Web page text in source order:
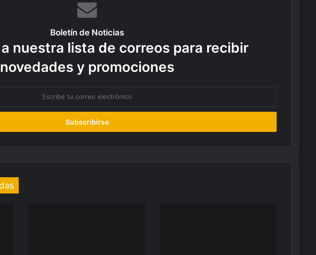
Boletín de Noticias
nuestra lista de correos para recibir
novedades y promociones